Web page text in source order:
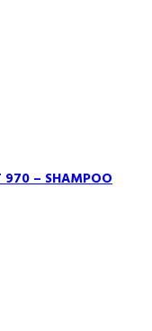
970 – SHAMPOO